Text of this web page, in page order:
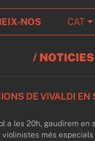
NOS CAT
/
DE VIVALDI
a les 20h, gaudirem
més